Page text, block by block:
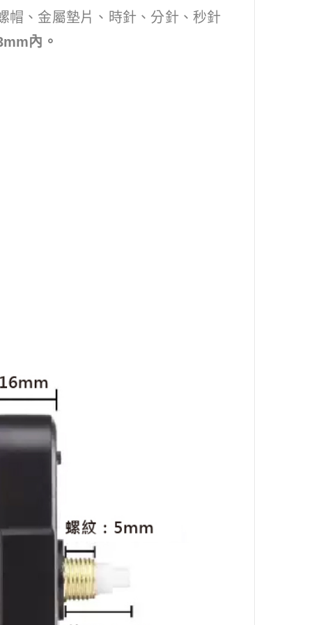
、金屬墊片、時針、分針、秒針
內。